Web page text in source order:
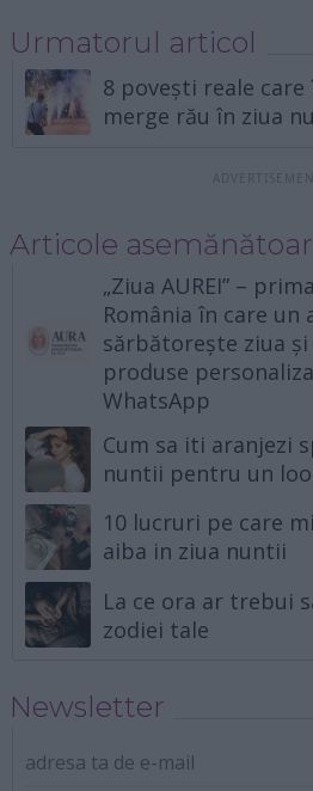
Urmatorul articol
8 povești reale
merge rău în ziua
Articole
„Ziua AUREI” –
România în care un
sărbătorește ziua
produse
WhatsApp
Cum sa iti aranjezi
nuntii pentru un
10 lucruri pe care
aiba in ziua nuntii
La ce ora ar trebui
zodiei tale
Newsletter
adresa ta de e-mail